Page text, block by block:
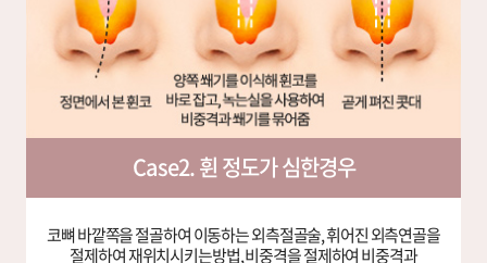
Case2. 휜 정도가 심한경우
코뼈 바깥쪽을 절골하여 이동하는 외측절골술, 휘어진 외측연골을
절제하여 재위치시키는방법, 비중격을 절제하여 비중격과